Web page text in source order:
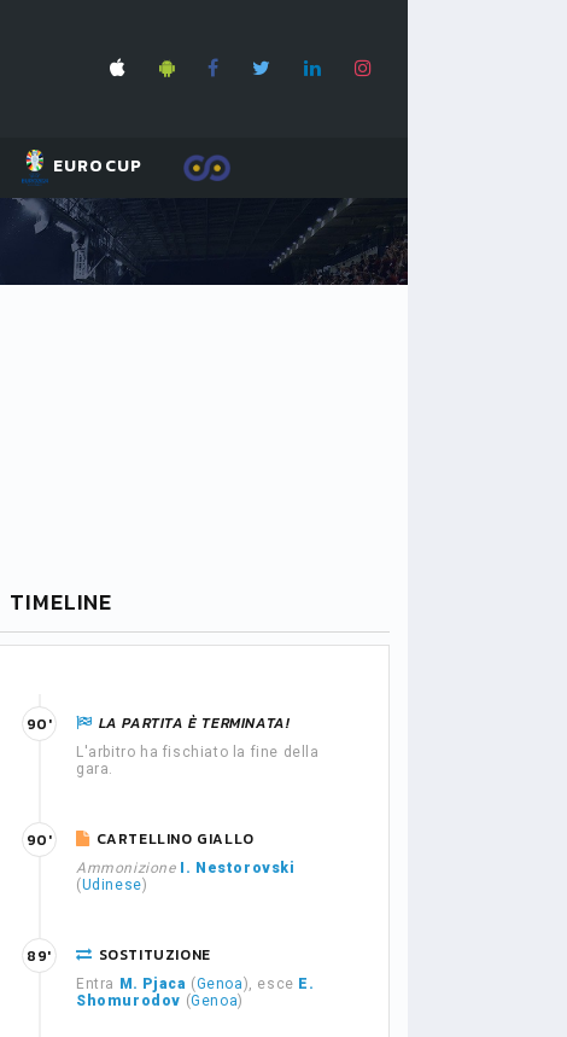
EUROCUP
TIMELINE
LA PARTITA È TERMINATA!
L'arbitro ha fischiato la fine della
gara.
90'
CARTELLINO GIALLO
Ammonizione
I. Nestorovski
(Udinese)
90'
SOSTITUZIONE
Entra M. Pjaca (Genoa), esce E.
Shomurodov (Genoa)
89'